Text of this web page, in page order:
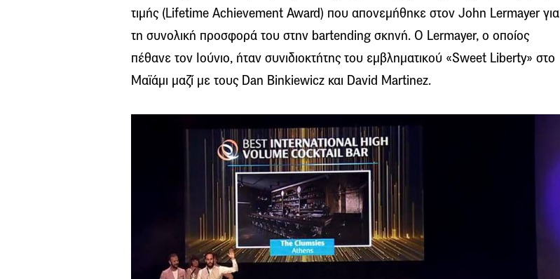
τιμής (Lifetime Achievement Award) που απονεμήθηκε στον John Lermayer για
τη συνολική προσφορά του στην bartending σκηνή. Ο Lermayer, ο οποίος
πέθανε τον Ιούνιο, ήταν συνιδιοκτήτης του εμβληματικού «Sweet Liberty» στο
Μαϊάμι μαζί με τους Dan Binkiewicz και David Martinez.